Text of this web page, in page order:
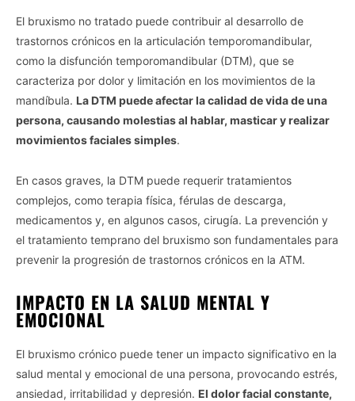
El bruxismo no tratado puede contribuir al desarrollo de
trastornos crónicos en la articulación temporomandibular,
como la disfunción temporomandibular (DTM), que se
caracteriza por dolor y limitación en los movimientos de la
mandíbula. La DTM puede afectar la calidad de vida de una
persona, causando molestias al hablar, masticar y realizar
movimientos faciales simples.
En casos graves, la DTM puede requerir tratamientos
complejos, como terapia física, férulas de descarga,
medicamentos y, en algunos casos, cirugía. La prevención y
el tratamiento temprano del bruxismo son fundamentales para
prevenir la progresión de trastornos crónicos en la ATM.
IMPACTO EN LA SALUD MENTAL Y
EMOCIONAL
El bruxismo crónico puede tener un impacto significativo en la
salud mental y emocional de una persona, provocando estrés,
ansiedad, irritabilidad y depresión. El dolor facial constante,